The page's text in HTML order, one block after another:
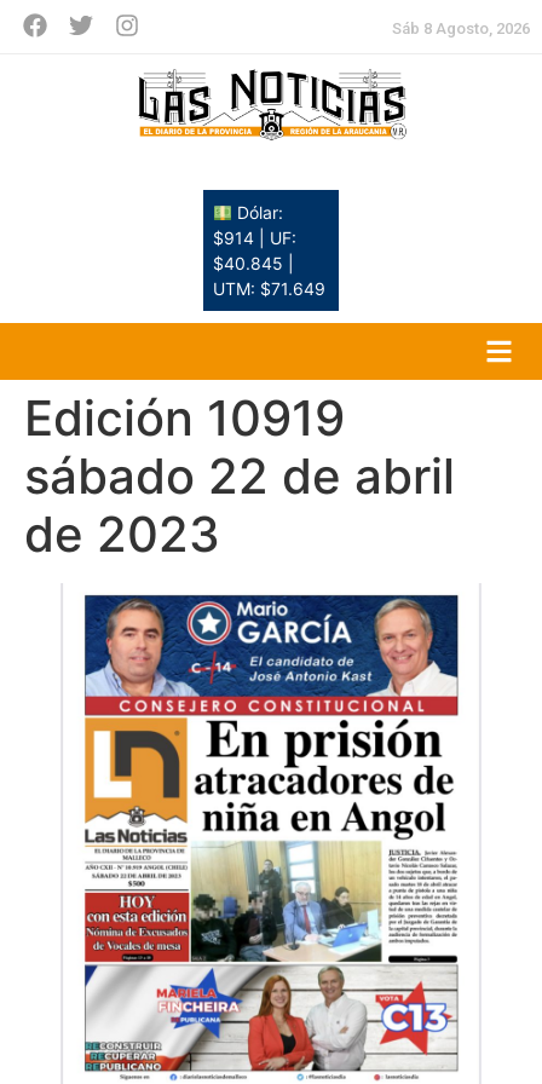
Sáb 8 Agosto, 2026
Dólar:
$914 | UF:
$40.845 |
UTM: $71.649
Edición 10919
sábado 22 de abril
de 2023